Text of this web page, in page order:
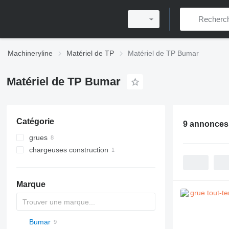
Machineryline Matériel de TP Matériel de TP Bumar
Matériel de TP Bumar
Catégorie
grues
grues mobiles
chargeuses construction
Marque
Titan
AL
SP
AX
X-Series
AFW
HD
FlexiROC
1304
400 - series
BC
BG
BB
553
GSH
Leonardo
Bumar
9